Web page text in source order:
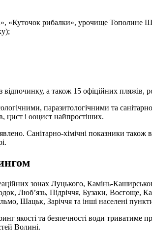
«Куточок рибалки», урочище Тополине
а також 15 офіційних пляжів,
паразитологічними та
цист і ооцист найпростіших.
Санітарно-хімічні показники
зонах Луцького, Камінь-
Люб’язь, Підріччя, Бузаки, Воєгоще,
Шацьк, Заріччя та інші населені пункти
якості та безпечності води триватиме
Волині.